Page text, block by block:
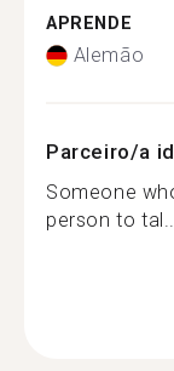
APRENDE
Alemão
Parceiro/a
Someone
person to